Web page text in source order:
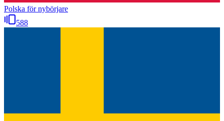
Polska för nybörjare
588